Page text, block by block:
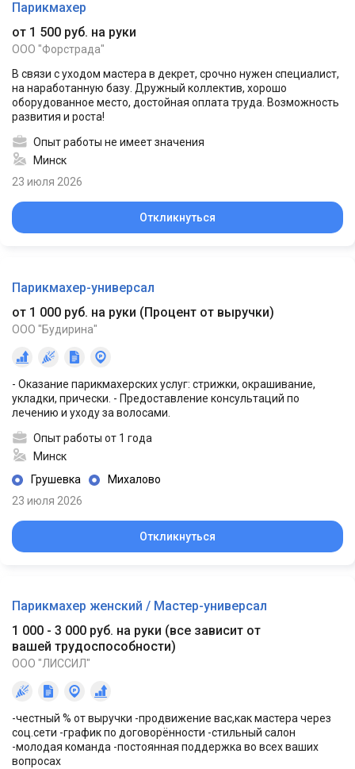
Парикмахер
от 1 500 руб. на руки
ООО "Форстрада"
В связи с уходом мастера в декрет, срочно нужен специалист,
на наработанную базу. Дружный коллектив, хорошо
оборудованное место, достойная оплата труда. Возможность
развития и роста!
Опыт работы не имеет значения
Минск
23 июля 2026
Откликнуться
Парикмахер-универсал
от 1 000 руб. на руки (Процент от выручки)
ООО "Будирина"
- Оказание парикмахерских услуг: стрижки, окрашивание,
укладки, прически. - Предоставление консультаций по
лечению и уходу за волосами.
Опыт работы от 1 года
Минск
Грушевка
Михалово
23 июля 2026
Откликнуться
Парикмахер женский / Мастер-универсал
1 000 - 3 000 руб. на руки (все зависит от
вашей трудоспособности)
ООО "ЛИССИЛ"
-честный % от выручки -продвижение вас,как мастера через
соц.сети -график по договорённости -стильный салон
-молодая команда -постоянная поддержка во всех ваших
вопросах